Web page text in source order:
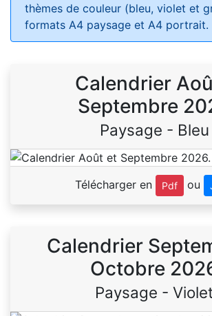
thèmes de couleur (bleu, violet et
formats A4 paysage et A4 portrait.
Calendrier
Septembre
Paysage - Bleu
Télécharger en Pdf ou
Calendrier
Octobre
Paysage - Violet